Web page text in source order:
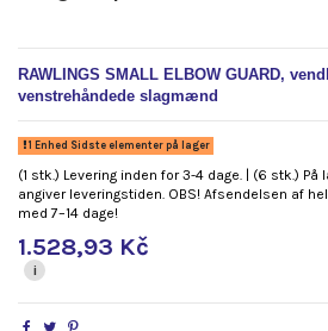
RAWLINGS SMALL ELBOW GUARD,
venstrehåndede slagmænd
1 Enhed Sidste elementer på lager
(1 stk.) Levering inden for 3-4 dage. | (6 stk.)
angiver leveringstiden. OBS! Afsendelsen af
med 7–14 dage!
1.528,93 Kč
i